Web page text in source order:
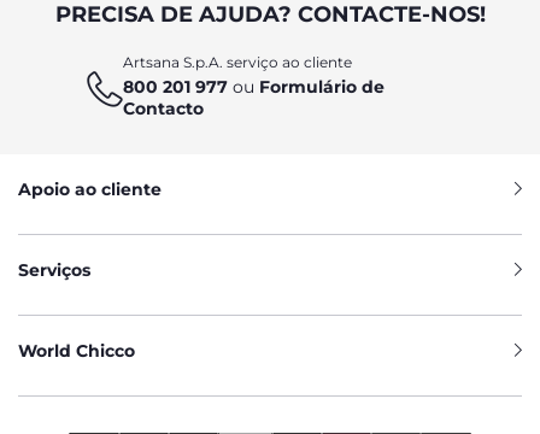
PRECISA DE AJUDA? CONTACTE-NOS!
Artsana S.p.A. serviço ao cliente
800 201 977 ou Formulário de
Contacto
Apoio ao cliente
Serviços
World Chicco